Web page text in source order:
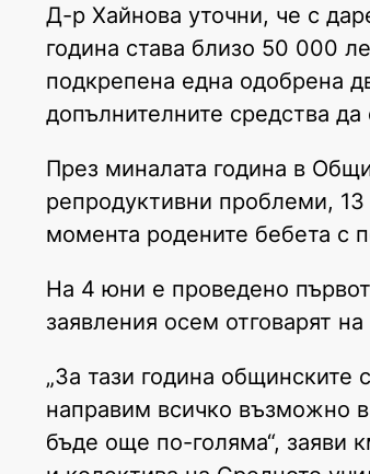
Д-р Хайнова уточни, че с
година става близо 50 000
подкрепена една одобрена
допълнителните средства
През миналата година в
репродуктивни проблеми,
момента родените бебета с
На 4 юни е проведено
заявления осем отговарят
„За тази година
направим всичко възможно
бъде още по-голяма“, заяви